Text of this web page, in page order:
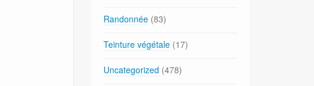
Randonnée (83)
Teinture végétale (17)
Uncategorized (478)